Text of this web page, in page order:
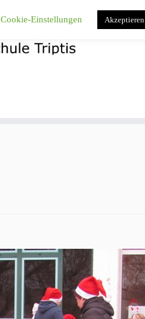
Cookie-Einstellungen Akzeptieren